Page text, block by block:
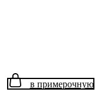
в примерочную